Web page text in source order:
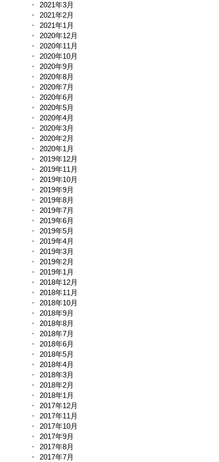
2021年3月
2021年2月
2021年1月
2020年12月
2020年11月
2020年10月
2020年9月
2020年8月
2020年7月
2020年6月
2020年5月
2020年4月
2020年3月
2020年2月
2020年1月
2019年12月
2019年11月
2019年10月
2019年9月
2019年8月
2019年7月
2019年6月
2019年5月
2019年4月
2019年3月
2019年2月
2019年1月
2018年12月
2018年11月
2018年10月
2018年9月
2018年8月
2018年7月
2018年6月
2018年5月
2018年4月
2018年3月
2018年2月
2018年1月
2017年12月
2017年11月
2017年10月
2017年9月
2017年8月
2017年7月